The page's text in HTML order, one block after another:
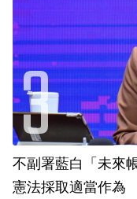
不副署藍白「未來
憲法採取適當作為